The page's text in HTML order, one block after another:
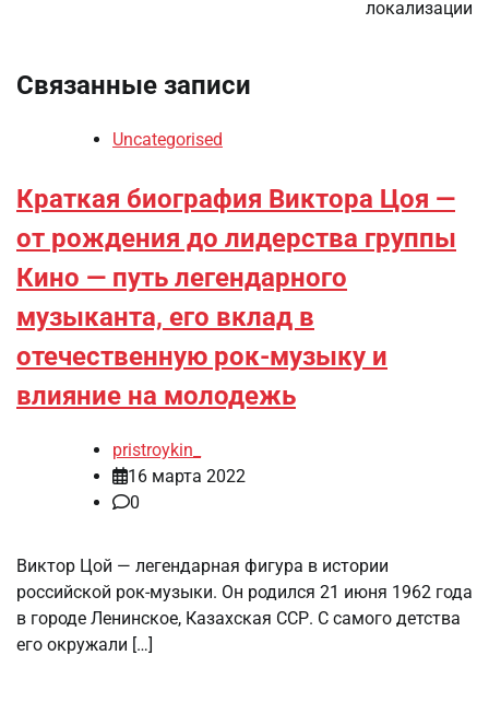
локализации
Связанные записи
Uncategorised
Краткая биография Виктора Цоя —
от рождения до лидерства группы
Кино — путь легендарного
музыканта, его вклад в
отечественную рок-музыку и
влияние на молодежь
pristroykin_
16 марта 2022
0
Виктор Цой — легендарная фигура в истории
российской рок-музыки. Он родился 21 июня 1962 года
в городе Ленинское, Казахская ССР. С самого детства
его окружали […]